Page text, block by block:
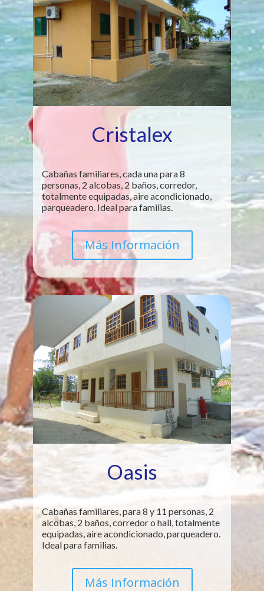
Cristalex
Cabañas familiares, cada una para 8
personas, 2 alcobas, 2 baños, corredor,
totalmente equipadas, aire acondicionado,
parqueadero. Ideal para familias.
Más Información
Oasis
Cabañas familiares, para 8 y 11 personas, 2
alcobas, 2 baños, corredor o hall, totalmente
equipadas, aire acondicionado, parqueadero.
Ideal para familias.
Más Información